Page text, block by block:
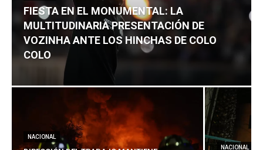
FIESTA EN EL MONUMENTAL: LA
MULTITUDINARIA PRESENTACIÓN DE
VOZINHA ANTE LOS HINCHAS DE COLO
COLO
NACIONAL
NACIONAL